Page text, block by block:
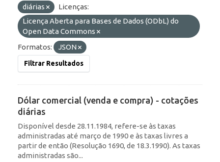
diárias
Licenças:
Licença Aberta para Bases de Dados (ODbL) do
Open Data Commons
Formatos:
JSON
Filtrar Resultados
Dólar comercial (venda e compra) - cotações
diárias
Disponível desde 28.11.1984, refere-se às taxas
administradas até março de 1990 e às taxas livres a
partir de então (Resolução 1690, de 18.3.1990). As taxas
administradas são...